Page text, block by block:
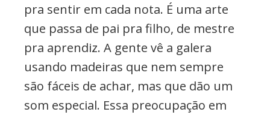
pra sentir em cada nota. É uma arte
que passa de pai pra filho, de mestre
pra aprendiz. A gente vê a galera
usando madeiras que nem sempre
são fáceis de achar, mas que dão um
som especial. Essa preocupação em